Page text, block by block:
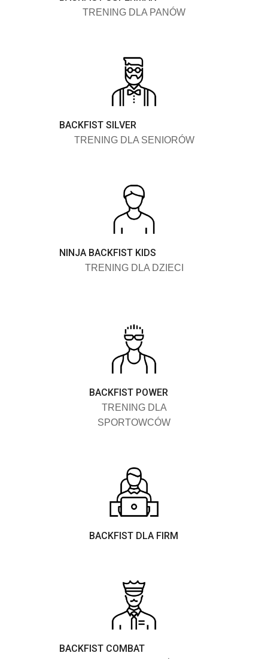
TRENING DLA PANÓW
BACKFIST SILVER
TRENING DLA SENIORÓW
NINJA BACKFIST KIDS
TRENING DLA DZIECI
BACKFIST POWER
TRENING DLA
SPORTOWCÓW
BACKFIST DLA FIRM
BACKFIST COMBAT